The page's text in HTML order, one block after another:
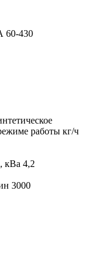
60-430
работы кг/ч
кВа 4,2
3000